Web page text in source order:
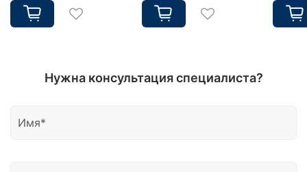
Нужна консультация специалиста?